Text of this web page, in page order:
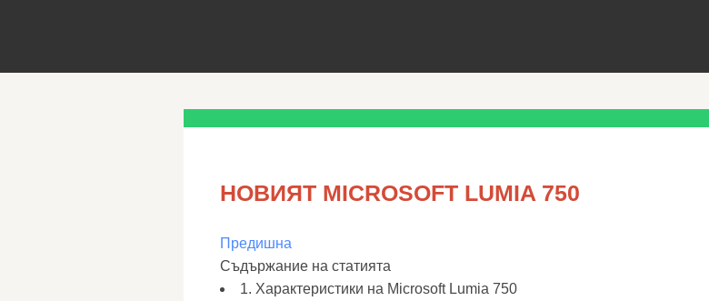
НОВИЯТ MICROSOFT LUMIA 750
Предишна
Съдържание на статията
1. Характеристики на Microsoft Lumia 750